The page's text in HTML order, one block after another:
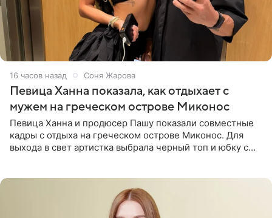
16 часов назад Соня Жарова
Певица Ханна показала, как отдыхает с
мужем на греческом острове Миконос
Певица Ханна и продюсер Пашу показали совместные
кадры с отдыха на греческом острове Миконос. Для
выхода в свет артистка выбрала черный топ и юбку с